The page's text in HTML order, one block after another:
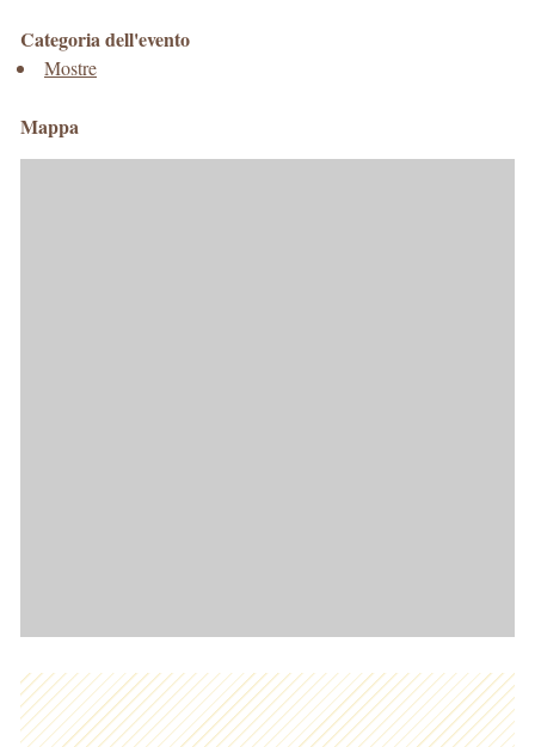
Categoria dell'evento
Mostre
Mappa